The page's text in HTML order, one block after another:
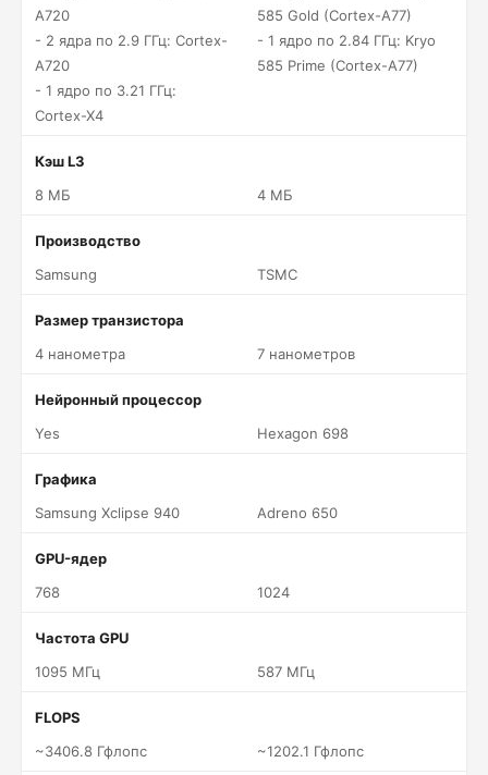
A720
- 2 ядра по 2.9 ГГц: Cortex-
A720
- 1 ядро по 3.21 ГГц:
Cortex-X4
585 Gold (Cortex-A77)
- 1 ядро по 2.84 ГГц: Kryo
585 Prime (Cortex-A77)
Кэш L3
8 МБ
4 МБ
Производство
Samsung
TSMC
Размер транзистора
4 нанометра
7 нанометров
Нейронный процессор
Yes
Hexagon 698
Графика
Samsung Xclipse 940
Adreno 650
GPU-ядер
768
1024
Частота GPU
1095 МГц
587 МГц
FLOPS
~3406.8 Гфлопс
~1202.1 Гфлопс